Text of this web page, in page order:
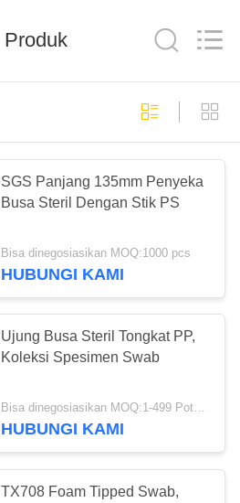
Produk
SGS Panjang 135mm Penyeka
Busa Steril Dengan Stik PS
Bisa dinegosiasikan MOQ:1000 pcs
HUBUNGI KAMI
Ujung Busa Steril Tongkat PP,
Koleksi Spesimen Swab
Bisa dinegosiasikan MOQ:1-499 Potongan
HUBUNGI KAMI
TX708 Foam Tipped Swab,